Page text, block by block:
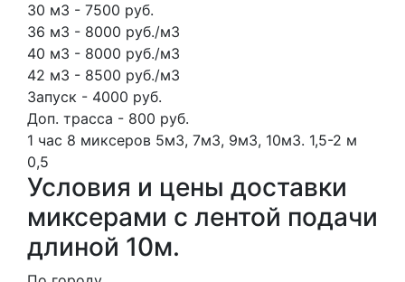
30 м3 - 7500 руб.
36 м3 - 8000 руб./м3
40 м3 - 8000 руб./м3
42 м3 - 8500 руб./м3
Запуск - 4000 руб.
Доп. трасса - 800 руб.
1 час 8 миксеров 5м3, 7м3, 9м3, 10м3. 1,5-2 м
0,5
Условия и цены доставки
миксерами с лентой подачи
длиной 10м.